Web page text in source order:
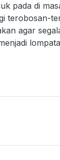
pada di
terobosan-
agar